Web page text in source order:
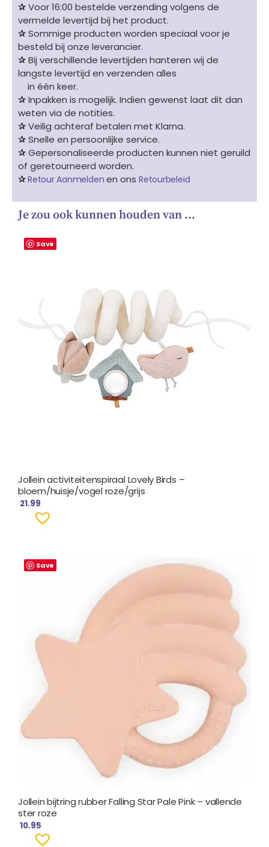
✰Voor 16:00 bestelde verzending volgens de
vermelde levertijd bij het product.
✰Sommige producten worden speciaal voor je
besteld bij onze leverancier.
✰Bij verschillende levertijden hanteren wij de
langste levertijd en verzenden alles
in één keer.
✰Inpakken is mogelijk. Indien gewenst laat dit dan
weten via de notities.
✰Veilig achteraf betalen met Klarna.
✰Snelle en persoonlijke service.
✰Gepersonaliseerde producten kunnen niet geruild
of geretourneerd worden.
✰Retour Aanmelden en ons Retourbeleid
Je zou ook kunnen houden van …
Save
Jollein activiteitenspiraal Lovely Birds –
bloem/huisje/vogel roze/grijs
21.99
Save
Jollein bijtring rubber Falling Star Pale Pink – vallende
ster roze
10.95